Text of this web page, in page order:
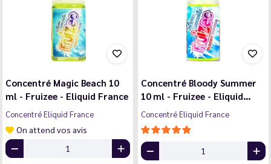
Concentré Magic Beach 10
ml - Fruizee - Eliquid France
Concentré Eliquid France
On attend vos avis
Concentré Bloody Summer
10 ml - Fruizee - Eliquid…
Concentré Eliquid France